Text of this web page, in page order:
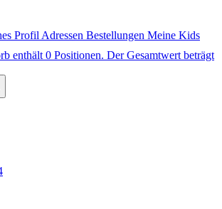
Profil Adressen Bestellungen Meine Kids
enthält 0 Positionen. Der Gesamtwert beträgt